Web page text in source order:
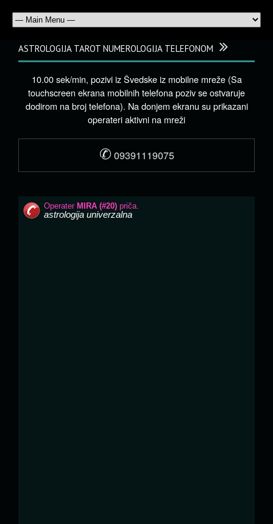
ASTROLOGIJA TAROT NUMEROLOGIJA TELEFONOM
10.00 sek/min, pozivi iz Švedske iz mobilne mreže (Sa
touchscreen ekrana mobilnih telefona poziv se ostvaruje
dodirom na broj telefona). Na donjem ekranu su prikazani
operateri aktivni na mreži
✆ 09391119075